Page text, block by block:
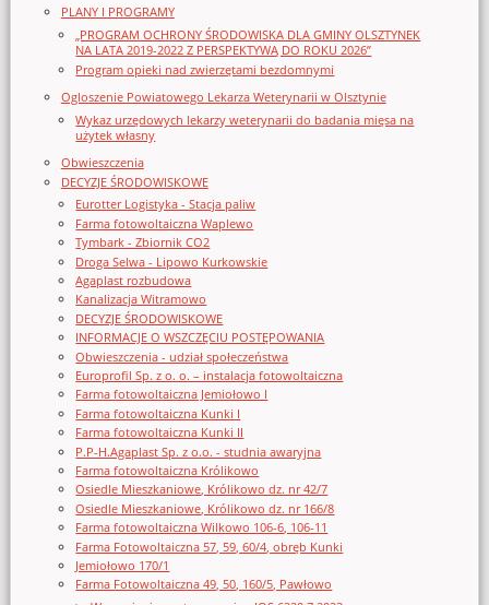
PLANY I PROGRAMY
„PROGRAM OCHRONY ŚRODOWISKA DLA GMINY OLSZTYNEK
NA LATA 2019-2022 Z PERSPEKTYWĄ DO ROKU 2026”
Program opieki nad zwierzętami bezdomnymi
Ogloszenie Powiatowego Lekarza Weterynarii w Olsztynie
Wykaz urzędowych lekarzy weterynarii do badania mięsa na
użytek własny
Obwieszczenia
DECYZJE ŚRODOWISKOWE
Eurotter Logistyka - Stacja paliw
Farma fotowoltaiczna Waplewo
Tymbark - Zbiornik CO2
Droga Selwa - Lipowo Kurkowskie
Agaplast rozbudowa
Kanalizacja Witramowo
DECYZJE ŚRODOWISKOWE
INFORMACJE O WSZCZĘCIU POSTĘPOWANIA
Obwieszczenia - udział społeczeństwa
Europrofil Sp. z o. o. – instalacja fotowoltaiczna
Farma fotowoltaiczna Jemiołowo I
Farma fotowoltaiczna Kunki I
Farma fotowoltaiczna Kunki II
P.P-H.Agaplast Sp. z o.o. - studnia awaryjna
Farma fotowoltaiczna Królikowo
Osiedle Mieszkaniowe, Królikowo dz. nr 42/7
Osiedle Mieszkaniowe, Królikowo dz. nr 166/8
Farma fotowoltaiczna Wilkowo 106-6, 106-11
Farma Fotowoltaiczna 57, 59, 60/4, obręb Kunki
Jemiołowo 170/1
Farma Fotowoltaiczna 49, 50, 160/5, Pawłowo